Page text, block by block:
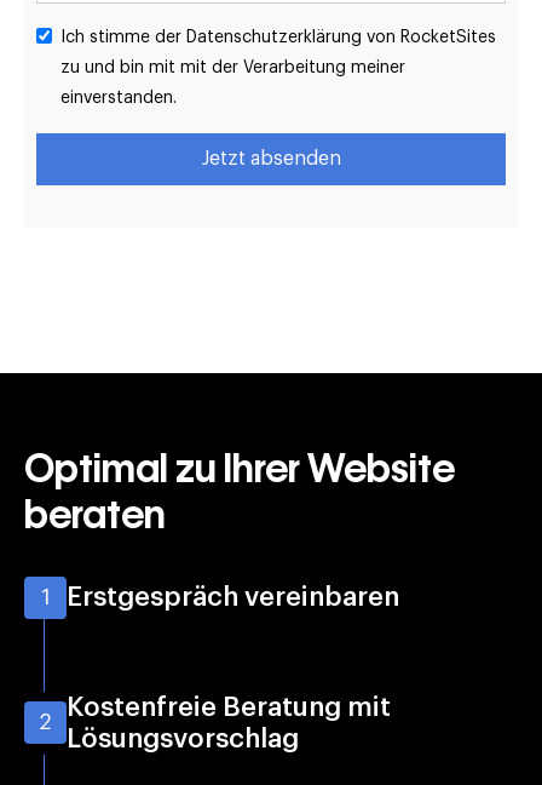
Ich stimme der Datenschutzerklärung von RocketSites
zu und bin mit mit der Verarbeitung meiner
einverstanden.
Optimal zu Ihrer Website
beraten
1 Erstgespräch vereinbaren
2
Kostenfreie Beratung mit
Lösungsvorschlag